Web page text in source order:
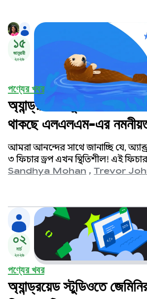
১৫
জানুয়ারী
২০২৬
পণ্যের খবর
অ্যান্ড্রয়েড স্টুডিও অটার ৩
থাকছে এলএলএম-এর
মোডের উন্নতি এবং নতুন
অভিজ্ঞতা।
আমরা আনন্দের সাথে জানাচ্ছি যে,
৩ ফিচার ড্রপ এখন স্থিতিশীল! এই
অ্যান্ড্রয়েড স্টুডিওতে আপনার
নমনীয়তা ও নিয়ন্ত্রণ প্রদান করে।
Sandhya Mohan , Trevor
০২
মার্চ
২০২৬
পণ্যের খবর
অ্যান্ড্রয়েড স্টুডিওতে